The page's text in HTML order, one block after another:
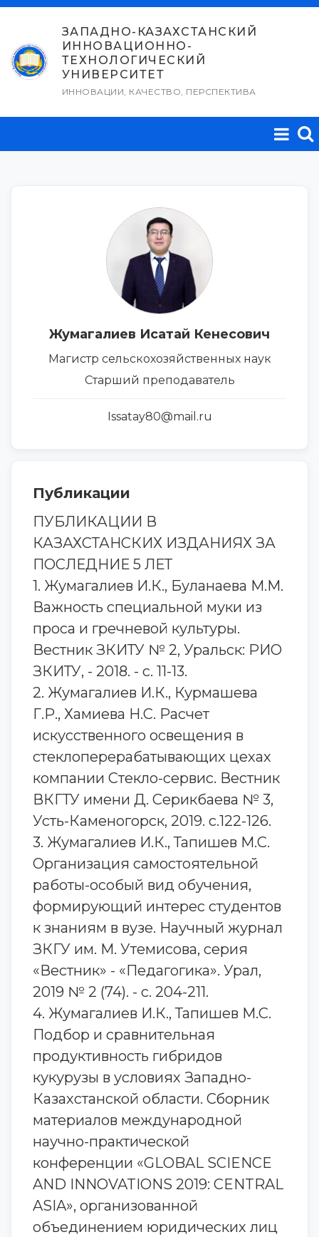
Перейти
содержимому
ЗАПАДНО-КАЗАХСТАНСКИЙ
ИННОВАЦИОННО-
ТЕХНОЛОГИЧЕСКИЙ
УНИВЕРСИТЕТ
ИННОВАЦИИ, КАЧЕСТВО, ПЕРСПЕКТИВА
Жумагалиев Исатай Кенесович
Магистр сельскохозяйственных наук
Старший преподаватель
Issatay80@mail.ru
Публикации
ПУБЛИКАЦИИ В
КАЗАХСТАНСКИХ ИЗДАНИЯХ ЗА
ПОСЛЕДНИЕ 5 ЛЕТ
1. Жумагалиев И.К., Буланаева М.М.
Важность специальной муки из
проса и гречневой культуры.
Вестник ЗКИТУ № 2, Уральск: РИО
ЗКИТУ, - 2018. - с. 11-13.
2. Жумагалиев И.К., Курмашева
Г.Р., Хамиева Н.С. Расчет
искусственного освещения в
стеклоперерабатывающих цехах
компании Стекло-сервис. Вестник
ВКГТУ имени Д. Серикбаева № 3,
Усть-Каменогорск, 2019. с.122-126.
3. Жумагалиев И.К., Тапишев М.С.
Организация самостоятельной
работы-особый вид обучения,
формирующий интерес студентов
к знаниям в вузе. Научный журнал
ЗКГУ им. М. Утемисова, серия
«Вестник» - «Педагогика». Урал,
2019 № 2 (74). - с. 204-211.
4. Жумагалиев И.К., Тапишев М.С.
Подбор и сравнительная
продуктивность гибридов
кукурузы в условиях Западно-
Казахстанской области. Сборник
материалов международной
научно-практической
конференции «GLOBAL SCIENCE
AND INNOVATIONS 2019: CENTRAL
ASIA», организованной
объединением юридических лиц